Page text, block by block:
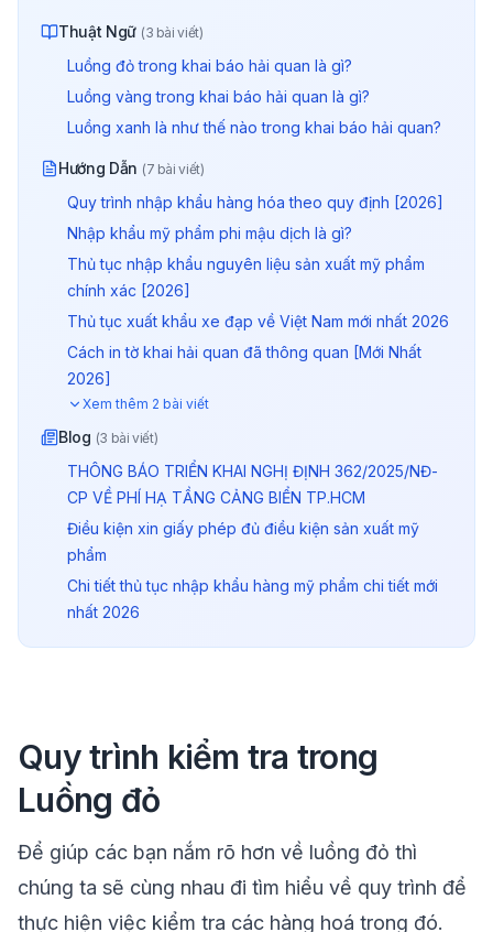
Thuật Ngữ (3 bài viết)
Luồng đỏ trong khai báo hải quan là gì?
Luồng vàng trong khai báo hải quan là gì?
Luồng xanh là như thế nào trong khai báo hải quan?
Hướng Dẫn (7 bài viết)
Quy trình nhập khẩu hàng hóa theo quy định [2026]
Nhập khẩu mỹ phẩm phi mậu dịch là gì?
Thủ tục nhập khẩu nguyên liệu sản xuất mỹ phẩm
chính xác [2026]
Thủ tục xuất khẩu xe đạp về Việt Nam mới nhất 2026
Cách in tờ khai hải quan đã thông quan [Mới Nhất
2026]
Hướng dẫn khai hải quan điện tử xuất khẩu với 8
Xem thêm 2 bài viết
Blog (3 bài viết)
THÔNG BÁO TRIỂN KHAI NGHỊ ĐỊNH 362/2025/NĐ-
CP VỀ PHÍ HẠ TẦNG CẢNG BIỂN TP.HCM
Điều kiện xin giấy phép đủ điều kiện sản xuất mỹ
phẩm
Chi tiết thủ tục nhập khẩu hàng mỹ phẩm chi tiết mới
nhất 2026
Quy trình kiểm tra trong
Luồng đỏ
Để giúp các bạn nắm rõ hơn về luồng đỏ thì
chúng ta sẽ cùng nhau đi tìm hiểu về quy trình để
thực hiện việc kiểm tra các hàng hoá trong đó.